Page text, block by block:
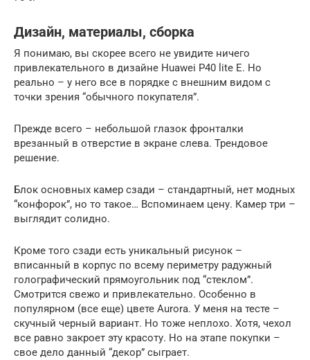
Дизайн, материалы, сборка
Я понимаю, вы скорее всего не увидите ничего
привлекательного в дизайне Huawei P40 lite E. Но
реально – у него все в порядке с внешним видом с
точки зрения “обычного покупателя”.
Прежде всего – небольшой глазок фронталки
врезанный в отверстие в экране слева. Трендовое
решение.
Блок основных камер сзади – стандартный, нет модных
“конфорок”, но то такое… Вспоминаем цену. Камер три –
выглядит солидно.
Кроме того сзади есть уникальный рисунок –
вписанный в корпус по всему периметру радужный
голографический прямоугольник под “стеклом”.
Смотрится свежо и привлекательно. Особенно в
популярном (все еще) цвете Aurora. У меня на тесте –
скучный черный вариант. Но тоже неплохо. Хотя, чехол
все равно закроет эту красоту. Но на этапе покупки –
свое дело данный “декор” сыграет.